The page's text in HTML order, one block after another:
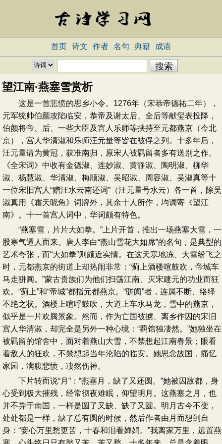
首页 诗文 作者 名句 典籍 成语
望江南·燕塞雪赏析
这是一首悲愤的思乡小令。1276年（宋恭帝德祐二年），
元军统帅伯颜攻陷临安，恭帝及谢太后、全后等献玺表投降，
伯颜将帝、后、一些大臣及宫人乐师等挟持至元都燕京（今北
京），宫人华清淑和乐师汪元量等皆在被俘之列。十多年后，
汪元量请为黄冠，获准南归，原宋人被羁留者多有送别之作。
《全宋词》中收有金德淑、连妙淑、黄静淑、陶明淑、柳华
淑、杨慧淑、华清淑、梅顺淑、吴昭淑、周容淑、吴淑真等十
一位宋旧宫人“赠汪水云南还词”（汪元量号水云）各一首，除吴
淑真用《霜天晓角》词牌外，其余十人所作，均调寄《望江
南》。十一首宫人词中，华词颇有特色。
“燕塞雪，片片大如拳。”上片开首，推出一场燕塞大雪，一
股寒气逼人而来。唐人李白“燕山雪花大如席”的名句，是典型的
艺术夸张，而“大如拳”则颇近实情。在这天寒地冻、大雪纷飞之
时，元都燕京的街道上却热闹非常：“蓟上酒楼喧鼓吹，帝城车
马走骈阗。”蒙古贵族们为他们扫荡江南、灭宋建元的功业而狂
欢。“蓟上”和“帝城”都指元都燕京。“骈阗”者，连属不断、络绎
不绝之状。酒楼上喧呼鼓吹，大道上车水马龙，雪中的燕京，
似乎是一片欢腾景象。然而，作为亡国被掳、离乡作囚的宋旧
宫人华清淑，却完全是另外一种心境：“羁馆独凄然。”她独坐在
被羁留的馆舍中，面对着燕山大雪，不禁想起江南春景；眼看
着敌人的狂欢，不禁想起当年沦陷的临安。她思念故国，痛忆
家园，满腹悲愤，凄然伤神。
下片转而说“月”：“燕塞月，缺了又还圆。”她被囚敌都，身
心受到极大摧残，经常彻夜难眠，仰望明月。这燕塞之月，也
并不异于南国，一样是圆了又缺、缺了又圆。明月古今不变，
处处都是一样，缺了总有圆的时候，然后作者由月而想到自
身：“妾心万里愁更苦，十春和泪看婵娟。”我离家万里，远置燕